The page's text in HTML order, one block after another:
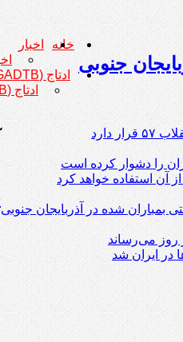
جنوبی
خانه
اخبار
ادتاج (GADTB)
ادتاج (GADTB) نظامنامه
را دشوار کرده است
آن استفاده خواهد کرد
بمباران شده در آذربایجان جنوبی
در ایران شد